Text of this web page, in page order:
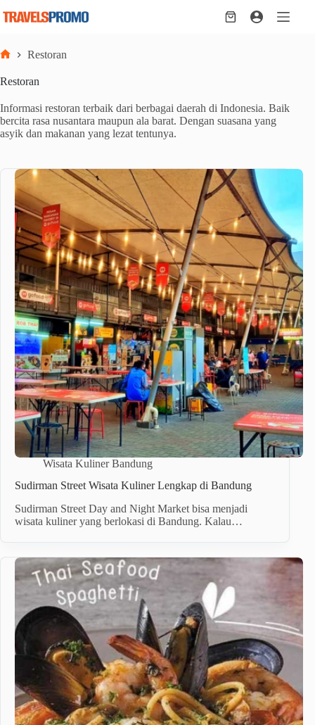
Shopping
Restoran
Restoran
Informasi restoran terbaik dari berbagai daerah di Indonesia. Baik
bercita rasa nusantara maupun ala barat. Dengan suasana yang
asyik dan makanan yang lezat tentunya.
Wisata Kuliner Bandung
Sudirman Street Wisata Kuliner Lengkap di Bandung
Sudirman Street Day and Night Market bisa menjadi
wisata kuliner yang berlokasi di Bandung. Kalau…